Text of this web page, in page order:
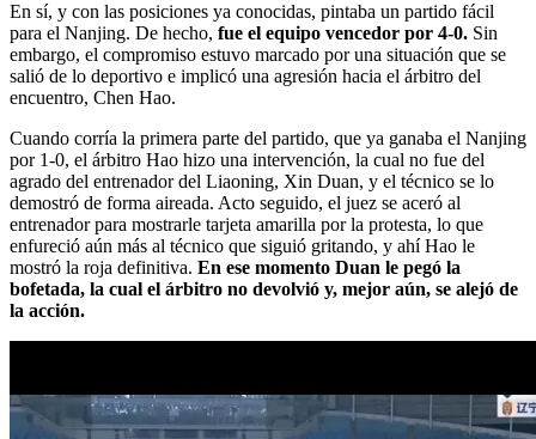
En sí, y con las posiciones ya conocidas, pintaba un partido fácil
para el Nanjing. De hecho, fue el equipo vencedor por 4-0. Sin
embargo, el compromiso estuvo marcado por una situación que se
salió de lo deportivo e implicó una agresión hacia el árbitro del
encuentro, Chen Hao.
Cuando corría la primera parte del partido, que ya ganaba el Nanjing
por 1-0, el árbitro Hao hizo una intervención, la cual no fue del
agrado del entrenador del Liaoning, Xin Duan, y el técnico se lo
demostró de forma aireada. Acto seguido, el juez se aceró al
entrenador para mostrarle tarjeta amarilla por la protesta, lo que
enfureció aún más al técnico que siguió gritando, y ahí Hao le
mostró la roja definitiva. En ese momento Duan le pegó la
bofetada, la cual el árbitro no devolvió y, mejor aún, se alejó de
la acción.